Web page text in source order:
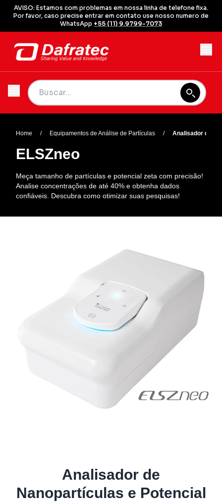
AVISO: Estamos com problemas em nossa linha de telefone fixa.
Por favor, caso precise entrar em contato use nosso numero de
WhatsApp +55 (11) 9.9799-7073
Home / Equipamentos de Análise de Partículas / Analisador de
ELSZneo
Meça tamanho de partículas e potencial zeta com precisão!
Analise concentrações de até 40% e obtenha dados
confiáveis. Descubra como otimizar suas pesquisas!
Analisador de
Nanopartículas e Potencial